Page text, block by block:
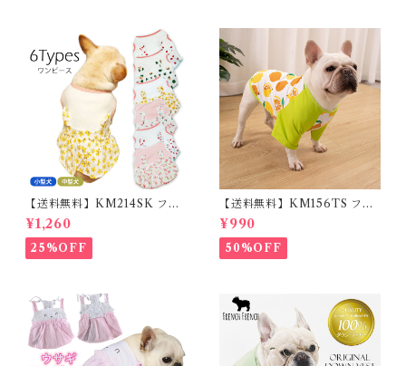
【送料無料】KM214SK フレ
ブル 女の子 スカート ワンピー
ス夏 フリル 犬服 ドックウェア
¥1,260
25%OFF
【送料無料】KM156TS フレ
ブル Tシャツ フレンチブルド
ック レモン柄 犬服 ドックウェ
ア
¥990
50%OFF